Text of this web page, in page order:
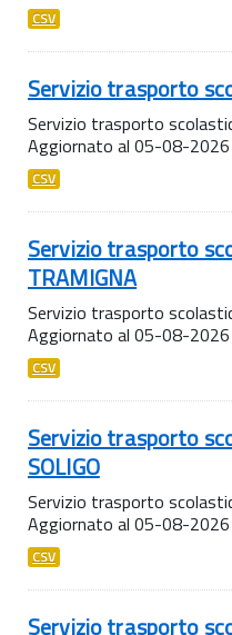
CSV
Servizio trasporto
Servizio trasporto
Aggiornato al 05-08-2026
CSV
Servizio trasporto
TRAMIGNA
Servizio trasporto
Aggiornato al 05-08-2026
CSV
Servizio trasporto
SOLIGO
Servizio trasporto
Aggiornato al 05-08-2026
CSV
Servizio trasporto